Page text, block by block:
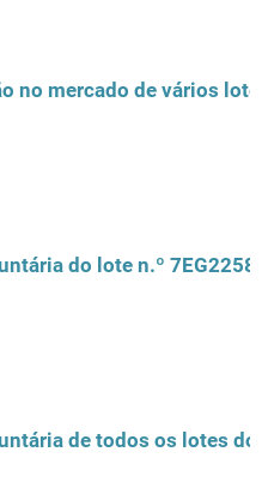
no mercado de vários
do lote n.º
de todos os lotes